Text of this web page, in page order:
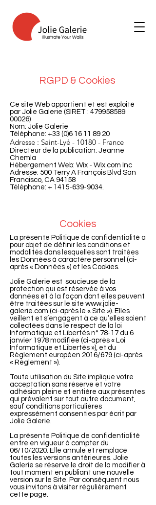
RGPD & Cookies
Ce site Web appartient et est exploité
par Jolie Galerie (SIRET : 479958589
00026)
Nom: Jolie Galerie
Téléphone: +33 (0)6 16 11 89 20
Adresse : Saint-Lyé - 10180 - France
Directeur de la publication: Jeanne
Chemla
Hébergement Web: Wix - Wix.com Inc
Adresse: 500 Terry A François Blvd San
Francisco, CA 94158
Téléphone: + 1415-639-9034.
Cookies
La présente Politique de confidentialité a
pour objet de définir les conditions et
modalités dans lesquelles sont traitées
les Données à caractère personnel (ci-
après « Données ») et les Cookies.
Jolie Galerie est soucieuse de la
protection qui est réservée à vos
données et à la façon dont elles peuvent
être traitées sur le site www.jolie-
galerie.com (ci-après le « Site »). Elles
veillent et s’engagent à ce qu’elles soient
collectées dans le respect de la loi
Informatique et Libertés n° 78-17 du 6
janvier 1978 modifiée (ci-après « Loi
Informatique et Libertés »), et du
Règlement européen 2016/679 (ci-après
« Règlement »).
Toute utilisation du Site implique votre
acceptation sans réserve et votre
adhésion pleine et entière aux présentes
qui prévalent sur tout autre document,
sauf conditions particulières
expressément consenties par écrit par
Jolie Galerie.
La présente Politique de confidentialité
entre en vigueur à compter du
06/10/2020. Elle annule et remplace
toutes les versions antérieures. Jolie
Galerie se réserve le droit de la modifier à
tout moment en publiant une nouvelle
version sur le Site. Par conséquent nous
vous invitons à visiter régulièrement
cette page.